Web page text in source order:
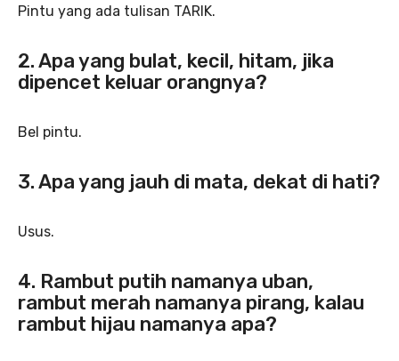
Pintu yang ada tulisan TARIK.
2. Apa yang bulat, kecil, hitam, jika
dipencet keluar orangnya?
Bel pintu.
3. Apa yang jauh di mata, dekat di hati?
Usus.
4. Rambut putih namanya uban,
rambut merah namanya pirang, kalau
rambut hijau namanya apa?